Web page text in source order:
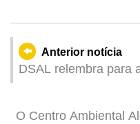
Anterior notícia
DSAL relembra para
licenças de
O Centro Ambiental